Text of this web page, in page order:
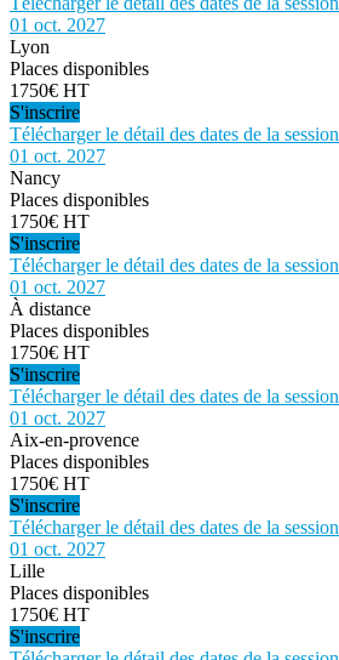
01 oct. 2027
Lyon
Places disponibles
1750€ HT
S'inscrire
Télécharger le détail des dates de la session
01 oct. 2027
Nancy
Places disponibles
1750€ HT
S'inscrire
Télécharger le détail des dates de la session
01 oct. 2027
À distance
Places disponibles
1750€ HT
S'inscrire
Télécharger le détail des dates de la session
01 oct. 2027
Aix-en-provence
Places disponibles
1750€ HT
S'inscrire
Télécharger le détail des dates de la session
01 oct. 2027
Lille
Places disponibles
1750€ HT
S'inscrire